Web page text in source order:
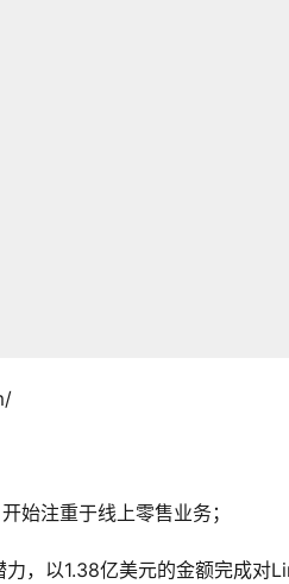
始注重于线上零售业务；
，以1.38亿美元的金额完成对